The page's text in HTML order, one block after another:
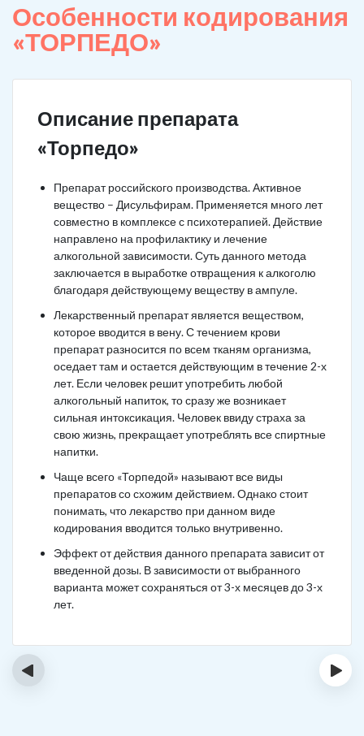
Особенности кодирования
«ТОРПЕДО»
Описание препарата
«Торпедо»
Препарат российского производства. Активное
вещество – Дисульфирам. Применяется много лет
совместно в комплексе с психотерапией. Действие
направлено на профилактику и лечение
алкогольной зависимости. Суть данного метода
заключается в выработке отвращения к алкоголю
благодаря действующему веществу в ампуле.
Лекарственный препарат является веществом,
которое вводится в вену. С течением крови
препарат разносится по всем тканям организма,
оседает там и остается действующим в течение 2-х
лет. Если человек решит употребить любой
алкогольный напиток, то сразу же возникает
сильная интоксикация. Человек ввиду страха за
свою жизнь, прекращает употреблять все спиртные
напитки.
Чаще всего «Торпедой» называют все виды
препаратов со схожим действием. Однако стоит
понимать, что лекарство при данном виде
кодирования вводится только внутривенно.
Эффект от действия данного препарата зависит от
введенной дозы. В зависимости от выбранного
варианта может сохраняться от 3-х месяцев до 3-х
лет.
‹ ›